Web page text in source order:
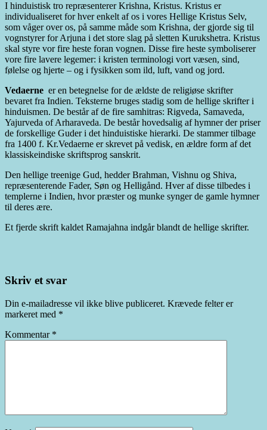
I hinduistisk tro repræsenterer Krishna, Kristus. Kristus er
individualiseret for hver enkelt af os i vores Hellige Kristus Selv,
som våger over os, på samme måde som Krishna, der gjorde sig til
vognstyrer for Arjuna i det store slag på sletten Kurukshetra. Kristus
skal styre vor fire heste foran vognen. Disse fire heste symboliserer
vore fire lavere legemer: i kristen terminologi vort væsen, sind,
følelse og hjerte – og i fysikken som ild, luft, vand og jord.
Vedaerne er en betegnelse for de ældste de religiøse skrifter
bevaret fra Indien. Teksterne bruges stadig som de hellige skrifter i
hinduismen. De består af de fire samhitras: Rigveda, Samaveda,
Yajurveda of Arharaveda. De består hovedsalig af hymner der priser
de forskellige Guder i det hinduistiske hierarki. De stammer tilbage
fra 1400 f. Kr.Vedaerne er skrevet på vedisk, en ældre form af det
klassiskeindiske skriftsprog sanskrit.
Den hellige treenige Gud, hedder Brahman, Vishnu og Shiva,
repræsenterende Fader, Søn og Helligånd. Hver af disse tilbedes i
templerne i Indien, hvor præster og munke synger de gamle hymner
til deres ære.
Et fjerde skrift kaldet Ramajahna indgår blandt de hellige skrifter.
Skriv et svar
Din e-mailadresse vil ikke blive publiceret. Krævede felter er
markeret med *
Kommentar *